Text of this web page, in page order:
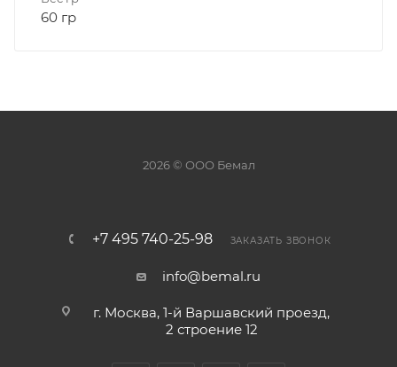
60 гр
2026 © ООО Бемал
+7 495 740-25-98 ЗАКАЗАТЬ ЗВОНОК
info@bemal.ru
г. Москва, 1-й Варшавский проезд,
2 строение 12